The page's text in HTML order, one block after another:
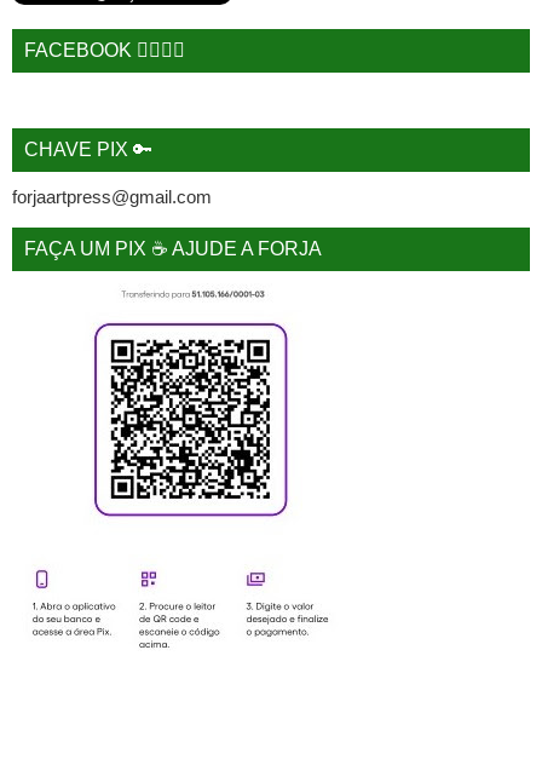
FACEBOOK 🙋‍♂️🙋‍♀️
CHAVE PIX 🔑
forjaartpress@gmail.com
FAÇA UM PIX ☕ AJUDE A FORJA